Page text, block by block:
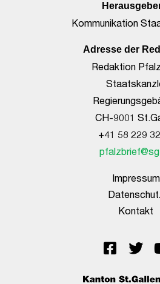
Kommunikation
Adresse der
Redaktion
CH-9001
+41 58 229
Impressum
Kontakt